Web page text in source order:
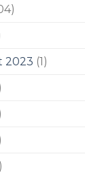
2023 (1)